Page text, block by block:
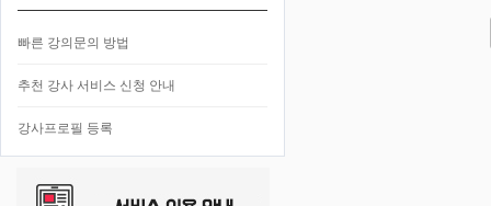
빠른 강의문의 방법
추천 강사 서비스 신청 안내
강사프로필 등록